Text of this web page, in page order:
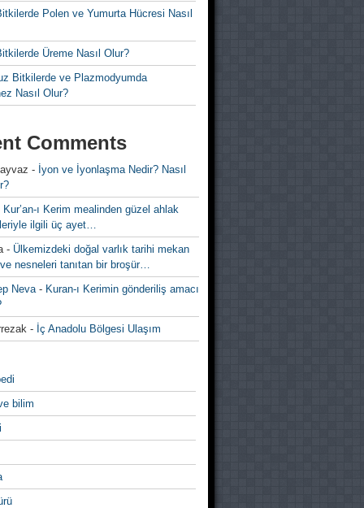
Polen ve Yumurta Hücresi Nasıl
Üreme Nasıl Olur?
Bitkilerde ve Plazmodyumda
Nasıl Olur?
Comments
- İyon ve İyonlaşma Nedir? Nasıl
Kur’an-ı Kerim mealinden güzel ahlak
ilgili üç ayet…
- Ülkemizdeki doğal varlık tarihi mekan
nesneleri tanıtan bir broşür…
Neva- Kuran-ı Kerimin gönderiliş amacı
- İç Anadolu Bölgesi Ulaşım
bilim